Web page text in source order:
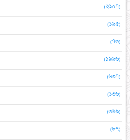
(২১০৭)
(১৯৫)
(৭৩)
(১৯৯৬)
(৬৩৭)
(১৩৬)
(৩৬৯)
(৮৭)